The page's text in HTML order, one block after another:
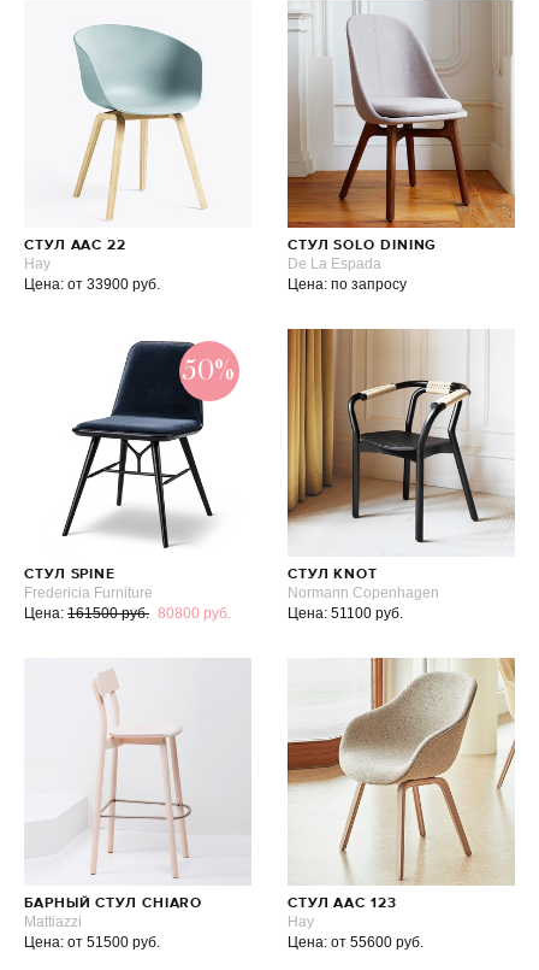
СТУЛ ААС 22
Hay
Цена: от 33900 руб.
СТУЛ SOLO DINING
De La Espada
Цена: по запросу
50%
СТУЛ SPINE
Fredericia Furniture
Цена: 161500 руб. 80800 руб.
СТУЛ KNOT
Normann Copenhagen
Цена: 51100 руб.
БАРНЫЙ СТУЛ CHIARO
Mattiazzi
Цена: от 51500 руб.
СТУЛ AAC 123
Hay
Цена: от 55600 руб.